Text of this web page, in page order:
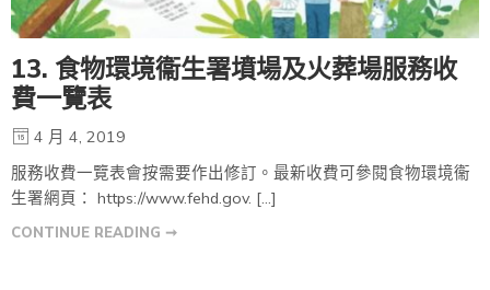
13. 食物環境衞生署墳場及火葬場服務收
費一覽表
4 月 4, 2019
服務收費一覽表會按需要作出修訂。最新收費可參閱食物環境衞
生署網頁： https://www.fehd.gov. […]
CONTINUE READING ➞